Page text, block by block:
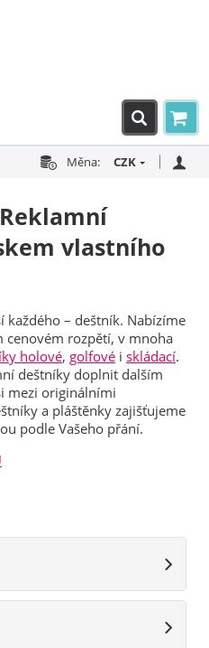
Měna: CZK
vlastního
každého – deštník. Nabízíme
rozpětí, v mnoha
holové, golfové i skládací.
deštníky doplnit dalším
mezi originálními
a pláštěnky zajišťujeme
podle Vašeho přání.